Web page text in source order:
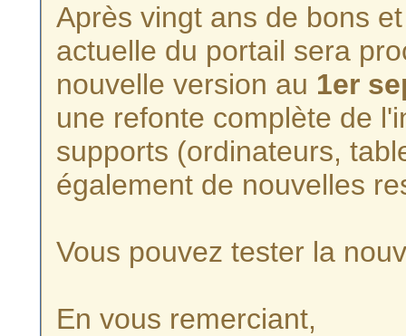
Après vingt ans de bons
actuelle du portail sera
nouvelle version au 1er
une refonte complète de
supports (ordinateurs,
également de nouvelles
Vous pouvez tester la
En vous remerciant,